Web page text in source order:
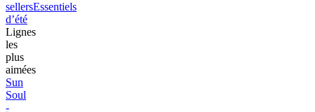
sellersEssentiels
d’été
Lignes
les
plus
aimées
Sun
Soul
-